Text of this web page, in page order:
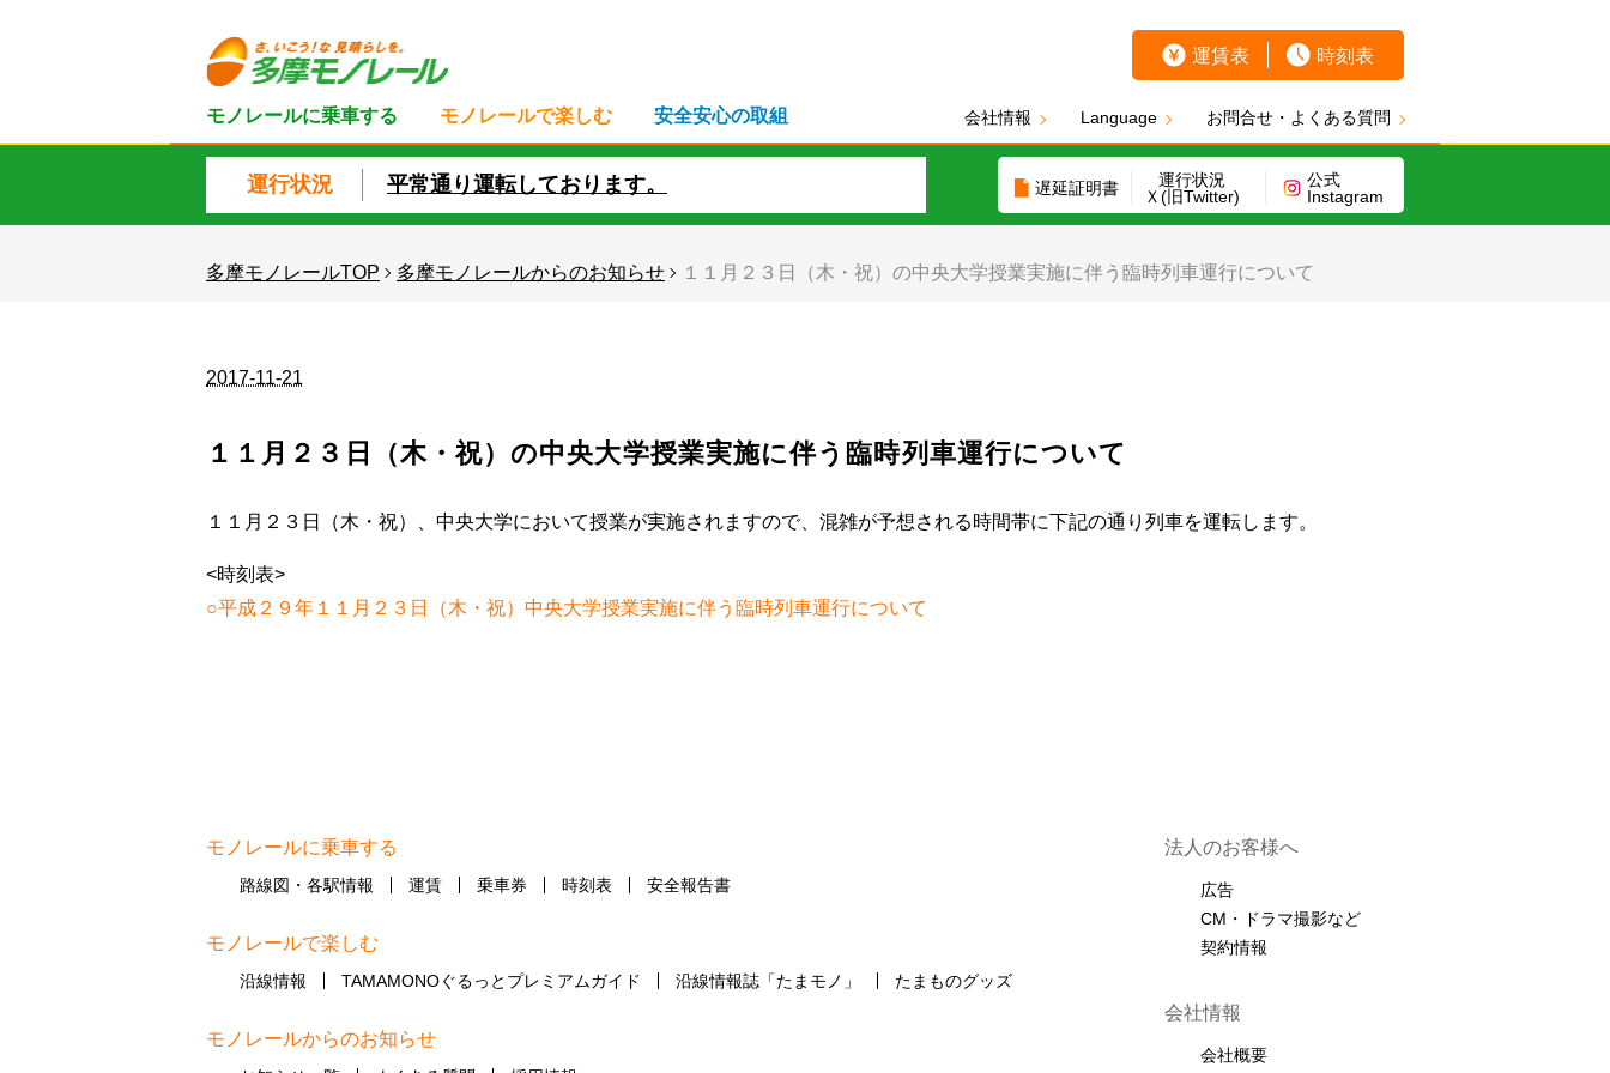
モノレールに乗車する モノレールで楽しむ 安全安心の取組
運賃表 時刻表
会社情報 Language お問合せ・よくある質問
運行状況 平常通り運転しております。 遅延証明書
運行状況
Ｘ(旧Twitter)
公式
Instagram
多摩モノレールTOP 多摩モノレールからのお知らせ １１月２３日（木・祝）の中央大学授業実施に伴う臨時列車運行について
2017-11-21
１１月２３日（木・祝）の中央大学授業実施に伴う臨時列車運行について
１１月２３日（木・祝）、中央大学において授業が実施されますので、混雑が予想される時間帯に下記の通り列車を運転します。
<時刻表>
○平成２９年１１月２３日（木・祝）中央大学授業実施に伴う臨時列車運行について
モノレールに乗車する
路線図・各駅情報 運賃 乗車券 時刻表 安全報告書
モノレールで楽しむ
沿線情報 TAMAMONOぐるっとプレミアムガイド 沿線情報誌「たまモノ」 たまものグッズ
モノレールからのお知らせ
法人のお客様へ
広告
CM・ドラマ撮影など
契約情報
会社情報
会社概要